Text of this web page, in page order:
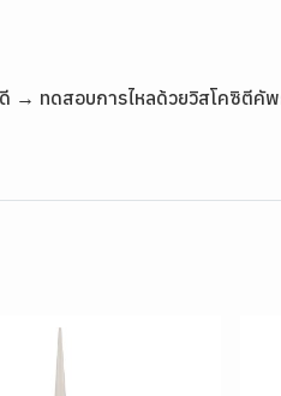
→ ทดสอบการไหลด้วยวิสโคซิตีคั